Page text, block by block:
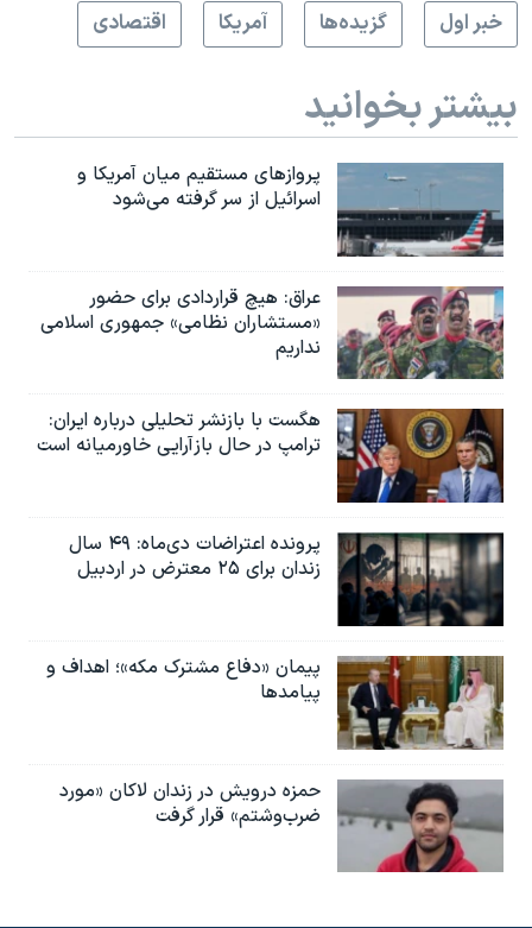
خبر اول
گزيده‌ها آمريکا اقتصادی
بیشتر بخوانید
پروازهای مستقیم میان آمریکا و
اسرائیل از سر گرفته می‌شود
عراق: هیچ قراردادی برای حضور
«مستشاران نظامی» جمهوری اسلامی
نداریم
هگست با بازنشر تحلیلی درباره ایران:
ترامپ در حال بازآرایی خاورمیانه است
پرونده اعتراضات دی‌ماه: ۴۹ سال
زندان برای ۲۵ معترض در اردبیل
پیمان «دفاع مشترک مکه»؛ اهداف و
پیامدها
حمزه درویش در زندان لاکان «مورد
ضرب‌وشتم» قرار گرفت